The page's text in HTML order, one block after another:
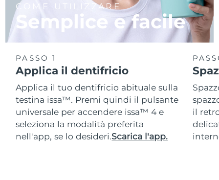
COME UTILIZZARE
Semplice e facile
PASSO 1
Applica il dentifricio
Applica il tuo dentifricio abituale sulla
testina issa™. Premi quindi il pulsante
universale per accendere issa™ 4 e
seleziona la modalità preferita
nell'app, se lo desideri.Scarica l'app.
il